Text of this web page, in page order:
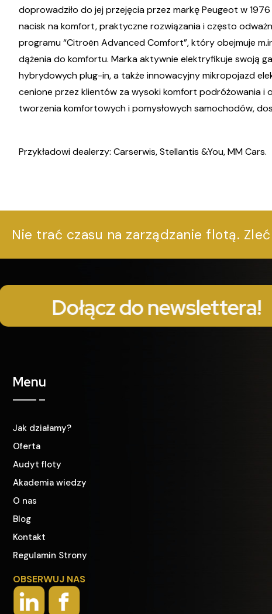
doprowadziło do jej przejęcia przez markę Peugeot w
nacisk na komfort, praktyczne rozwiązania i często
programu “Citroën Advanced Comfort”, który obejmuje
dążenia do komfortu. Marka aktywnie elektryfikuje swoją
hybrydowych plug-in, a także innowacyjny mikropojazd
cenione przez klientów za wysoki komfort podróżowania i
tworzenia komfortowych i pomysłowych samochodów,
Przykładowi dealerzy: Carserwis, Stellantis &You, MM Cars.
Nie trać czasu na zarządzanie flotą.
Dołącz do newslettera!
Menu
Jak działamy?
Oferta
Audyt floty
Akademia wiedzy
O nas
Blog
Kontakt
Regulamin Strony
OBSERWUJ NAS